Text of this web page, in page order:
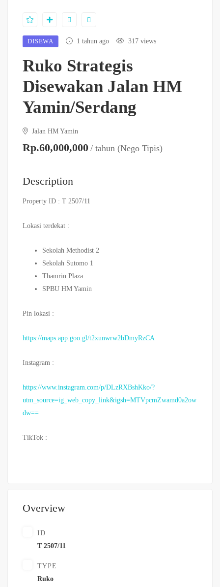
DISEWA 1 tahun ago 317 views
Ruko Strategis
Disewakan Jalan HM
Yamin/Serdang
Jalan HM Yamin
Rp.60,000,000 / tahun (Nego Tipis)
Description
Property ID : T 2507/11
Lokasi terdekat :
Sekolah Methodist 2
Sekolah Sutomo 1
Thamrin Plaza
SPBU HM Yamin
Pin lokasi :
https://maps.app.goo.gl/t2xunwrw2bDmyRzCA
Instagram :
https://www.instagram.com/p/DLzRXBshKko/?
utm_source=ig_web_copy_link&igsh=MTVpcmZwamd0a2ow
dw==
TikTok :
Overview
ID
T 2507/11
TYPE
Ruko